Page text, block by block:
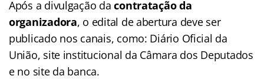
Após a divulgação dacontratação da
organizadora, o edital de abertura deve ser
publicado nos canais, como: Diário Oficial da
União, site institucional da Câmara dos Deputados
e no site da banca.